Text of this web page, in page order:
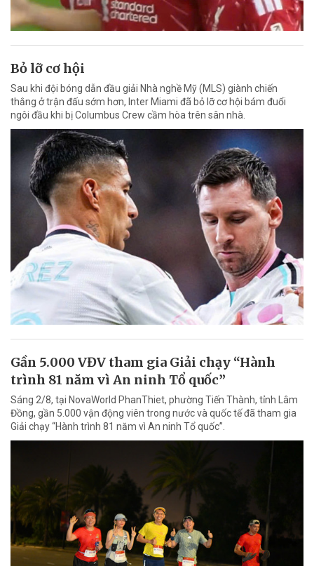
Bỏ lỡ cơ hội
Sau khi đội bóng dẫn đầu giải Nhà nghề Mỹ (MLS) giành chiến
thắng ở trận đấu sớm hơn, Inter Miami đã bỏ lỡ cơ hội bám đuổi
ngôi đầu khi bị Columbus Crew cầm hòa trên sân nhà.
Gần 5.000 VĐV tham gia Giải chạy “Hành
trình 81 năm vì An ninh Tổ quốc”
Sáng 2/8, tại NovaWorld PhanThiet, phường Tiến Thành, tỉnh Lâm
Đồng, gần 5.000 vận động viên trong nước và quốc tế đã tham gia
Giải chạy “Hành trình 81 năm vì An ninh Tổ quốc”.